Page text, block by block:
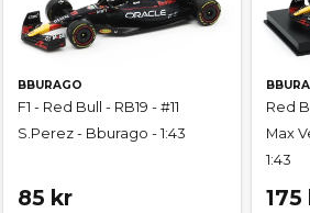
BBURAGO
F1 - Red Bull - RB19 - #11
S.Perez - Bburago - 1:43
85 kr
Red
Max
1:43
175